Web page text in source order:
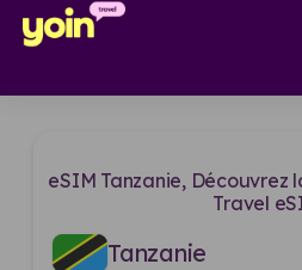
eSIM Tanzanie, Découvrez
Travel
Tanzanie